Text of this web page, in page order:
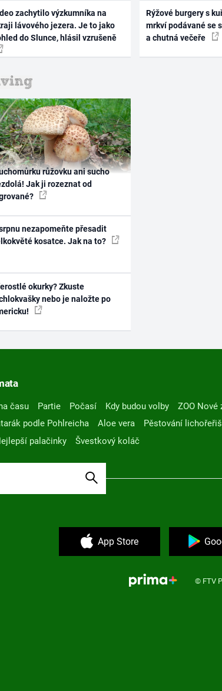
zachytilo výzkumníka na
lávového jezera. Je to jako
do Slunce, hlásil vzrušeně
Rýžové burgery s
mrkví podávané se
a chutná večeře
růžovku ani sucho
Jak ji rozeznat od
nezapomeňte přesadit
kosatce. Jak na to?
okurky? Zkuste
nebo je naložte po
času Partie Počasí Kdy budou volby
ZOO Nové
podle Pohlreicha Aloe vera
Pěstování
palačinky Švestkový koláč
App Store
© FTV